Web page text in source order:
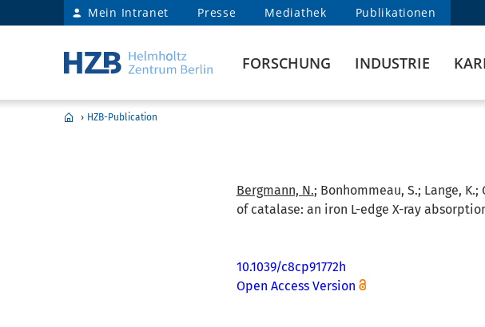
Mein Intranet Presse Mediathek Publikationen
FORSCHUNG INDUSTRIE
› HZB-Publication
Bergmann, N.; Bonhommeau, S.; Lange, K.;
of catalase: an iron L-edge X-ray
10.1039/c8cp91772h
Open Access Version